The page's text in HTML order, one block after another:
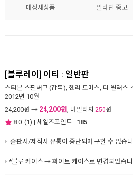
매장새상품 알라딘 중고
- -
[블루레이] 이티 : 일반판
스티븐 스필버그 (감독), 헨리 토머스, 디 윌러스-
2012년 10월
24,200원 → 24,200원, 마일리지 250원
8.0 (1) | 세일즈포인트 : 185
출판사/제작사 유통이 중단되어 구할 수 없습
*블루 케이스 → 화이트 케이스로 변경되었습